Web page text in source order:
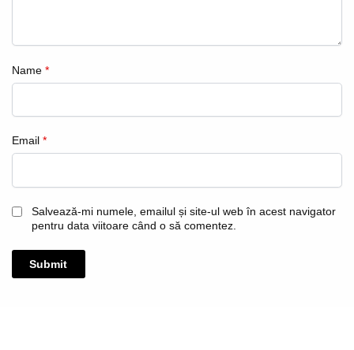
Name *
Email *
Salvează-mi numele, emailul și site-ul web în acest navigator
pentru data viitoare când o să comentez.